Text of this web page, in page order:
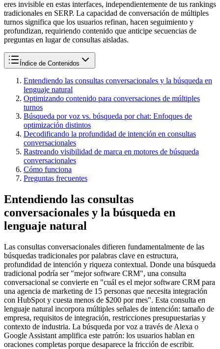
eres invisible en estas interfaces, independientemente de tus rankings
tradicionales en SERP. La capacidad de conversación de múltiples
turnos significa que los usuarios refinan, hacen seguimiento y
profundizan, requiriendo contenido que anticipe secuencias de
preguntas en lugar de consultas aisladas.
Índice de Contenidos
Entendiendo las consultas conversacionales y la búsqueda en
lenguaje natural
Optimizando contenido para conversaciones de múltiples
turnos
Búsqueda por voz vs. búsqueda por chat: Enfoques de
optimización distintos
Decodificando la profundidad de intención en consultas
conversacionales
Rastreando visibilidad de marca en motores de búsqueda
conversacionales
Cómo funciona
Preguntas frecuentes
Entendiendo las consultas
conversacionales y la búsqueda en
lenguaje natural
Las consultas conversacionales difieren fundamentalmente de las
búsquedas tradicionales por palabras clave en estructura,
profundidad de intención y riqueza contextual. Donde una búsqueda
tradicional podría ser "mejor software CRM", una consulta
conversacional se convierte en "cuál es el mejor software CRM para
una agencia de marketing de 15 personas que necesita integración
con HubSpot y cuesta menos de $200 por mes". Esta consulta en
lenguaje natural incorpora múltiples señales de intención: tamaño de
empresa, requisitos de integración, restricciones presupuestarias y
contexto de industria. La búsqueda por voz a través de Alexa o
Google Assistant amplifica este patrón: los usuarios hablan en
oraciones completas porque desaparece la fricción de escribir.